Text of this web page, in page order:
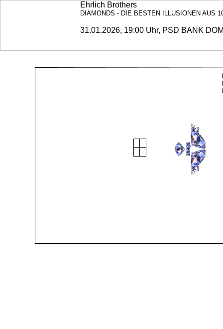
Ehrlich Brothers
DIAMONDS - DIE BESTEN ILLUSIONEN AUS
31.01.2026, 19:00 Uhr, PSD BANK